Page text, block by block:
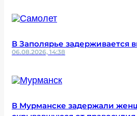
В Заполярье задерживается
06.08.2026, 14:38
В Мурманске задержали